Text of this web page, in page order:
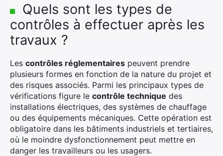
Quels sont les types de
contrôles à effectuer après les
travaux ?
Les contrôles réglementaires peuvent prendre
plusieurs formes en fonction de la nature du projet et
des risques associés. Parmi les principaux types de
vérifications figure le contrôle technique des
installations électriques, des systèmes de chauffage
ou des équipements mécaniques. Cette opération est
obligatoire dans les bâtiments industriels et tertiaires,
où le moindre dysfonctionnement peut mettre en
danger les travailleurs ou les usagers.